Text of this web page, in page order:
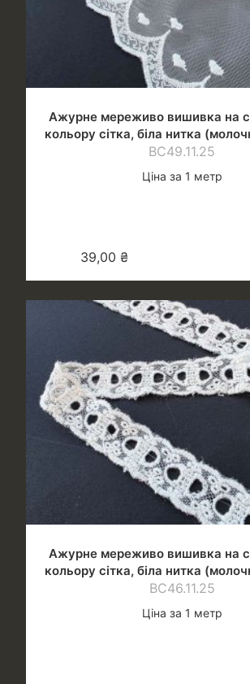
Ажурне мереживо вишивка на
кольору сітка, біла нитка
шир.14 см
ВС49.11.25
Ціна за 1 метр
39,00 ₴
Ажурне мереживо вишивка на
кольору сітка, біла нитка
шир.2,5 см
ВС46.11.25
Ціна за 1 метр